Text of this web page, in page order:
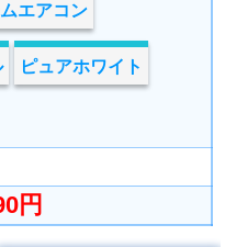
エアコン
ピュアホワイト
円